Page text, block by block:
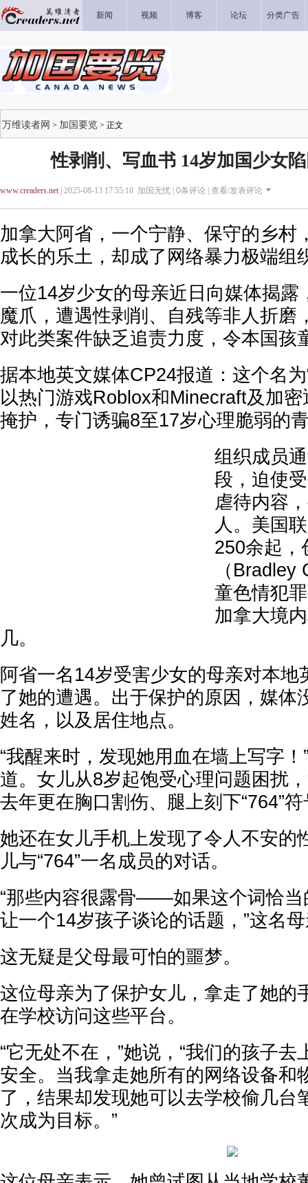
新闻 视频 博客 论坛 分类广告
万维读者网 > 加国要览 > 正文
性剥削、写血书 14岁加国少女
www.creaders.net| 2025-08-13 17:55:10 加国无忧 | 0条评论 | 查看/发表评论
加拿大阿省，一个宁静、保守的乡村
成长的乐土，却成了网络暴力极端组
一位14岁少女的母亲近日向媒体揭露
魔爪，遭遇性剥削、自残等非人折磨
对此类案件缺乏追责力度，令本国孩
据本地英文媒体CP24报道：这个名
以热门游戏Roblox和Minecraft及加
掩护，专门诱骗8至17岁心理脆弱的
组织成员
段，迫使
虐待内容
人。美国
250余起，
（
童色情犯
加拿大境
几。
阿省一名14岁受害少女的母亲对本地
了她的遭遇。出于保护的原因，媒体
姓名，以及居住地点。
“我醒来时，发现她用血在墙上写字
道。女儿从8岁起饱受心理问题困扰
去年更在胸口割伤、腿上刻下“764”
她还在女儿手机上发现了令人不安的
儿与“764”一名成员的对话。
“那些内容很露骨——如果这个词恰
让一个14岁孩子谈论的话题，”这名
这无疑是父母最可怕的噩梦。
这位母亲为了保护女儿，拿走了她的
在学校访问这些平台。
“它无处不在，”她说，“我们的孩子
安全。当我拿走她所有的网络设备和
了，结果却发现她可以去学校偷几台
次成为目标。”